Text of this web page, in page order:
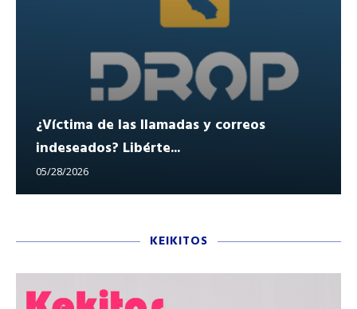
¿Víctima de las llamadas y correos
indeseados? Libérte...
05/28/2026
KEIKITOS